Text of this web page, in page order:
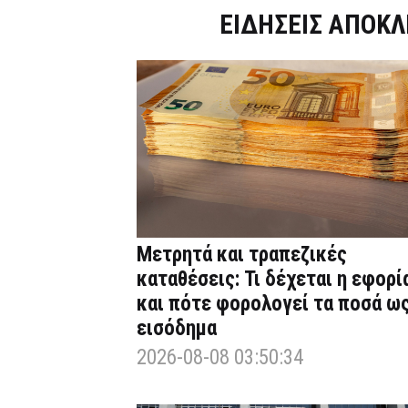
ΕΙΔΗΣΕΙΣ
Μετρητά και τραπεζικές
καταθέσεις: Τι δέχεται η
και πότε φορολογεί τα ποσά
εισόδημα
2026-08-08 03:50:34